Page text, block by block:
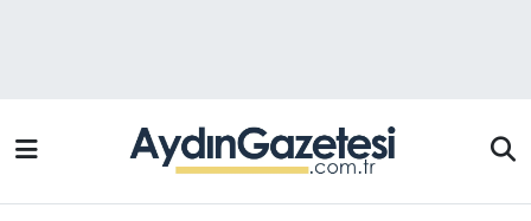
Efeler Trafik Yoğunluk Haritası
Süper Lig Puan Durumu ve Fikstür